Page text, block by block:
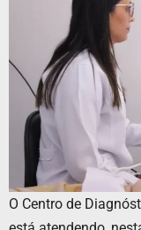
O Centro de